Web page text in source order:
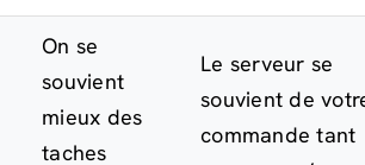
On se
souvient
mieux des
taches
Le serveur se
souvient de
commande tant